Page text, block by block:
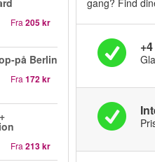
Fra 205 kr
på Berlin
Fra 172 kr
Fra 213 kr
gang? Find